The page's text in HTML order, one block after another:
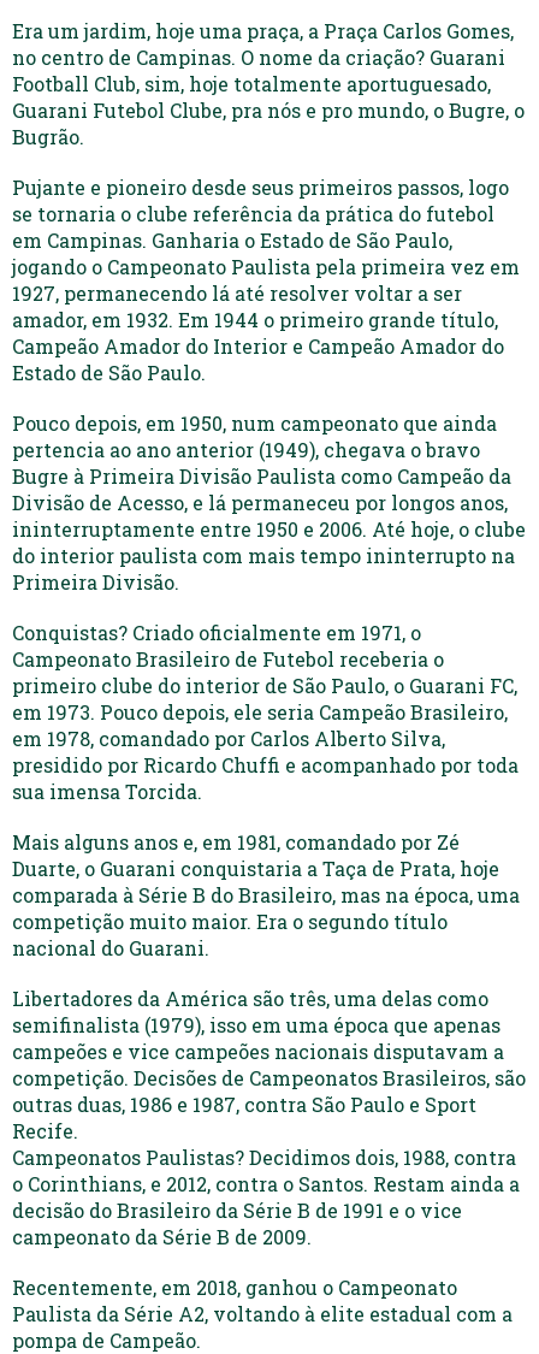
Era um jardim, hoje uma praça, a Praça Carlos Gomes,
no centro de Campinas. O nome da criação? Guarani
Football Club, sim, hoje totalmente aportuguesado,
Guarani Futebol Clube, pra nós e pro mundo, o Bugre, o
Bugrão.
Pujante e pioneiro desde seus primeiros passos, logo
se tornaria o clube referência da prática do futebol
em Campinas. Ganharia o Estado de São Paulo,
jogando o Campeonato Paulista pela primeira vez em
1927, permanecendo lá até resolver voltar a ser
amador, em 1932. Em 1944 o primeiro grande título,
Campeão Amador do Interior e Campeão Amador do
Estado de São Paulo.
Pouco depois, em 1950, num campeonato que ainda
pertencia ao ano anterior (1949), chegava o bravo
Bugre à Primeira Divisão Paulista como Campeão da
Divisão de Acesso, e lá permaneceu por longos anos,
ininterruptamente entre 1950 e 2006. Até hoje, o clube
do interior paulista com mais tempo ininterrupto na
Primeira Divisão.
Conquistas? Criado oficialmente em 1971, o
Campeonato Brasileiro de Futebol receberia o
primeiro clube do interior de São Paulo, o Guarani FC,
em 1973. Pouco depois, ele seria Campeão Brasileiro,
em 1978, comandado por Carlos Alberto Silva,
presidido por Ricardo Chuffi e acompanhado por toda
sua imensa Torcida.
Mais alguns anos e, em 1981, comandado por Zé
Duarte, o Guarani conquistaria a Taça de Prata, hoje
comparada à Série B do Brasileiro, mas na época, uma
competição muito maior. Era o segundo título
nacional do Guarani.
Libertadores da América são três, uma delas como
semifinalista (1979), isso em uma época que apenas
campeões e vice campeões nacionais disputavam a
competição. Decisões de Campeonatos Brasileiros, são
outras duas, 1986 e 1987, contra São Paulo e Sport
Recife.
Campeonatos Paulistas? Decidimos dois, 1988, contra
o Corinthians, e 2012, contra o Santos. Restam ainda a
decisão do Brasileiro da Série B de 1991 e o vice
campeonato da Série B de 2009.
Recentemente, em 2018, ganhou o Campeonato
Paulista da Série A2, voltando à elite estadual com a
pompa de Campeão.